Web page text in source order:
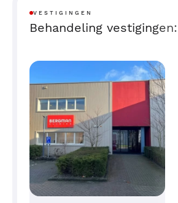
VESTIGINGEN
Behandeling vestigingen: